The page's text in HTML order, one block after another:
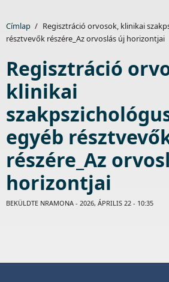
Címlap / Regisztráció orvosok, klinikai
résztvevők részére_Az orvoslás új horizontjai
Regisztráció
klinikai
egyéb
részére_Az
horizontjai
BEKÜLDTE NRAMONA - 2026, ÁPRILIS 22 - 10:35